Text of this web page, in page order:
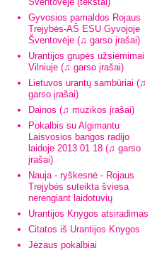
Gyvosios pamaldos Rojaus
Trejybės-AŠ ESU Gyvojoje
Šventovėje (♫ garso įrašai)
Urantijos grupės užsiėmimai
Vilniuje (♫ garso įrašai)
Lietuvos urantų sambūriai (♫
garso įrašai)
Dainos (♫ muzikos įrašai)
Pokalbis su Algimantu
Laisvosios bangos radijo
laidoje 2013 01 18 (♫ garso
įrašai)
Nauja - ryškesnė - Rojaus
Trejybės suteikta šviesa
nerengiant laidotuvių
Urantijos Knygos atsiradimas
Citatos iš Urantijos Knygos
Jėzaus pokalbiai